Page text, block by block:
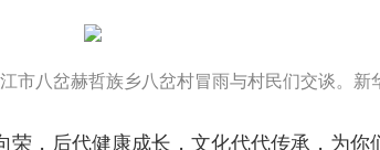
市八岔赫哲族乡八岔村冒雨与村民们交谈。新
，后代健康成长，文化代代传承，为你